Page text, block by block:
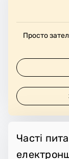
Просто
Часті